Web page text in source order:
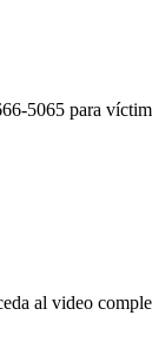
5065 para
al video